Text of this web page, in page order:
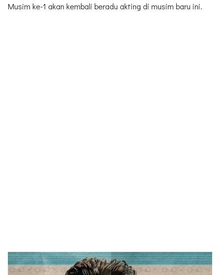
Musim ke-1 akan kembali beradu akting di musim baru ini.